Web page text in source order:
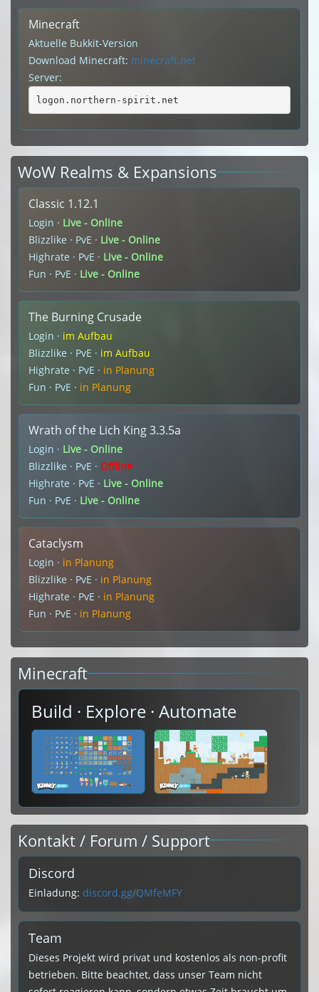
Minecraft
Aktuelle Bukkit-Version
Download Minecraft: minecraft.net
Server:
logon.northern-spirit.net
WoW Realms & Expansions
Classic 1.12.1
Login · Live - Online
Blizzlike · PvE · Live - Online
Highrate · PvE · Live - Online
Fun · PvE · Live - Online
The Burning Crusade
Login · im Aufbau
Blizzlike · PvE · im Aufbau
Highrate · PvE · in Planung
Fun · PvE · in Planung
Wrath of the Lich King 3.3.5a
Login · Live - Online
Blizzlike · PvE · Offline
Highrate · PvE · Live - Online
Fun · PvE · Live - Online
Cataclysm
Login · in Planung
Blizzlike · PvE · in Planung
Highrate · PvE · in Planung
Fun · PvE · in Planung
Minecraft
Build · Explore · Automate
Kontakt / Forum / Support
Discord
Einladung: discord.gg/QMfeMFY
Team
Dieses Projekt wird privat und kostenlos als non-profit
betrieben. Bitte beachtet, dass unser Team nicht